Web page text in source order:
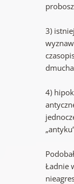
3)
4)
Ładnie